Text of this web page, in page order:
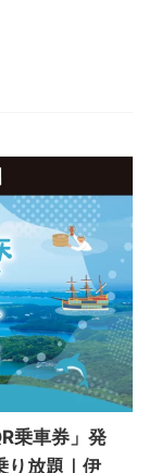
乗車券」発
り放題｜伊